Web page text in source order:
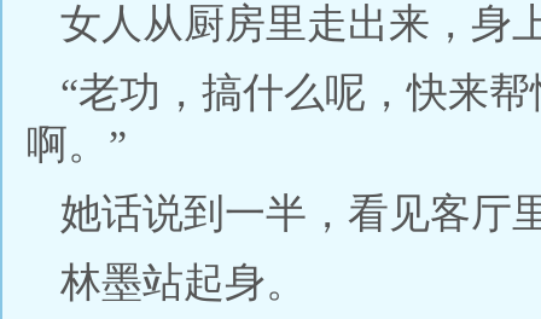
女人从厨房里走出来，身
“老功，搞什么呢，快来
啊。”
她话说到一半，看见客厅
林墨站起身。